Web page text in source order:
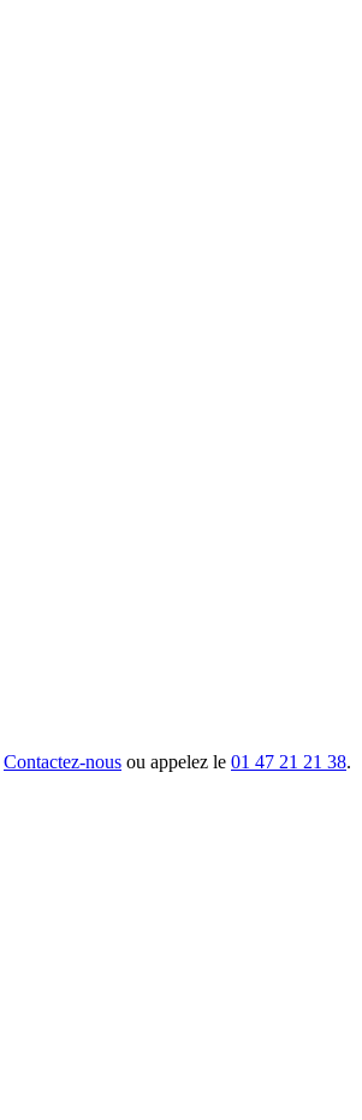
Contactez-nous ou appelez le 01 47 21 21 38.